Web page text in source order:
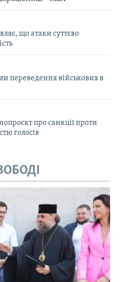
що атаки суттєво
переведення військових в
про санкції проти
голосів